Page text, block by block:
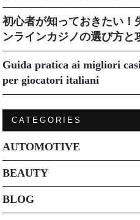
初心者が知っておきたい！
ンラインカジノの選び方と
Guida pratica ai migliori
per giocatori italiani
CATEGORIES
AUTOMOTIVE
BEAUTY
BLOG